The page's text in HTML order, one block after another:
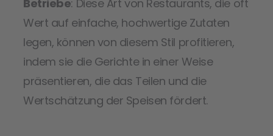
Betriebe: Diese Art von Restaurants, die oft
Wert auf einfache, hochwertige Zutaten
legen, können von diesem Stil profitieren,
indem sie die Gerichte in einer Weise
präsentieren, die das Teilen und die
Wertschätzung der Speisen fördert.